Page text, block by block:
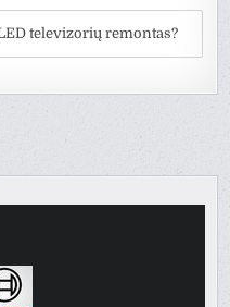
televizorių remontas?